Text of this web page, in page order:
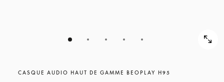
CASQUE AUDIO HAUT DE GAMME BEOPLAY H95